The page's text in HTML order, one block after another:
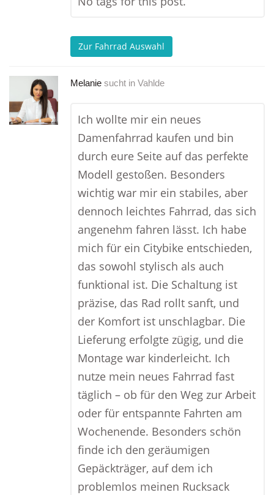
Zur Fahrrad Auswahl
Melanie sucht in Vahlde
Ich wollte mir ein neues
Damenfahrrad kaufen und bin
durch eure Seite auf das perfekte
Modell gestoßen. Besonders
wichtig war mir ein stabiles, aber
dennoch leichtes Fahrrad, das sich
angenehm fahren lässt. Ich habe
mich für ein Citybike entschieden,
das sowohl stylisch als auch
funktional ist. Die Schaltung ist
präzise, das Rad rollt sanft, und
der Komfort ist unschlagbar. Die
Lieferung erfolgte zügig, und die
Montage war kinderleicht. Ich
nutze mein neues Fahrrad fast
täglich – ob für den Weg zur Arbeit
oder für entspannte Fahrten am
Wochenende. Besonders schön
finde ich den geräumigen
Gepäckträger, auf dem ich
problemlos meinen Rucksack